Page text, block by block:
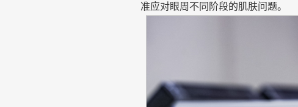
准应对眼周不同阶段的肌肤问题。